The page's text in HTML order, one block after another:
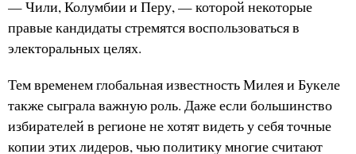
— Чили, Колумбии и Перу, — которой некоторые
правые кандидаты стремятся воспользоваться в
электоральных целях.
Тем временем глобальная известность Милея и Букеле
также сыграла важную роль. Даже если большинство
избирателей в регионе не хотят видеть у себя точные
копии этих лидеров, чью политику многие считают